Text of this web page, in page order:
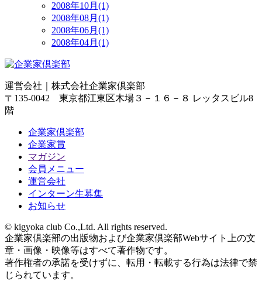
2008年10月(1)
2008年08月(1)
2008年06月(1)
2008年04月(1)
運営会社｜ 株式会社企業家倶楽部
〒135-0042 東京都江東区木場３－１６－８ レッタスビル8
階
企業家倶楽部
企業家賞
マガジン
会員メニュー
運営会社
インターン生募集
お知らせ
© kigyoka club Co.,Ltd. All rights reserved.
企業家倶楽部の出版物および企業家倶楽部Webサイト上の文
章・画像・映像等はすべて著作物です。
著作権者の承諾を受けずに、転用・転載する行為は法律で禁
じられています。